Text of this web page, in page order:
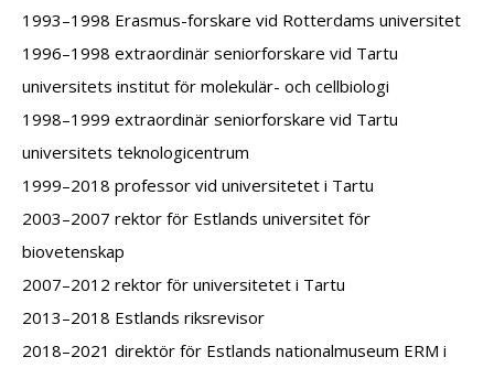
1993–1998 Erasmus-forskare vid Rotterdams universitet
1996–1998 extraordinär seniorforskare vid Tartu
universitets institut för molekulär- och cellbiologi
1998–1999 extraordinär seniorforskare vid Tartu
universitets teknologicentrum
1999–2018 professor vid universitetet i Tartu
2003–2007 rektor för Estlands universitet för
biovetenskap
2007–2012 rektor för universitetet i Tartu
2013–2018 Estlands riksrevisor
2018–2021 direktör för Estlands nationalmuseum ERM i